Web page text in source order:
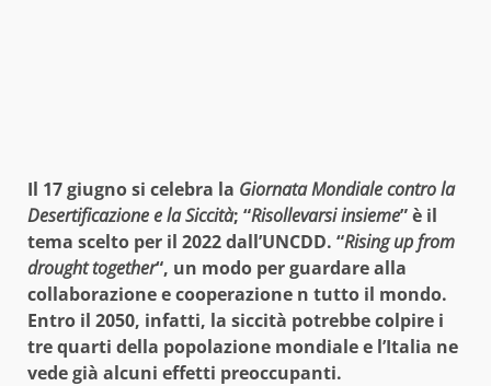
Il 17 giugno si celebra la Giornata Mondiale contro la
Desertificazione e la Siccità; “Risollevarsi insieme” è il
tema scelto per il 2022 dall’UNCDD. “Rising up from
drought together“, un modo per guardare alla
collaborazione e cooperazione n tutto il mondo.
Entro il 2050, infatti, la siccità potrebbe colpire i
tre quarti della popolazione mondiale e l’Italia ne
vede già alcuni effetti preoccupanti.